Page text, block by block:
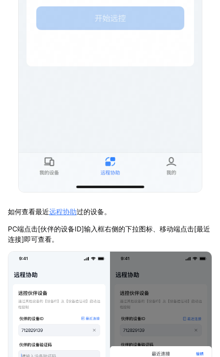
如何查看最近远程协助过的设备。
PC端点击[伙伴的设备ID]输入框右侧的下拉图标、移动端点击[最近
连接]即可查看。